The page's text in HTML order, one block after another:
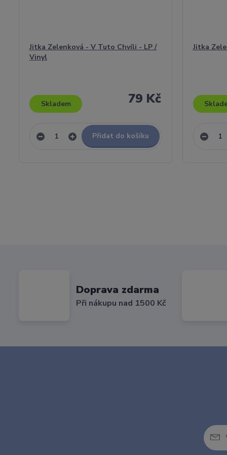
Jitka Zelenková - V Tuto Chvíli - LP /
Vinyl
79 Kč
Skladem
Přidat do košíku
Jitka
Doprava zdarma
Při nákupu nad 1500 Kč